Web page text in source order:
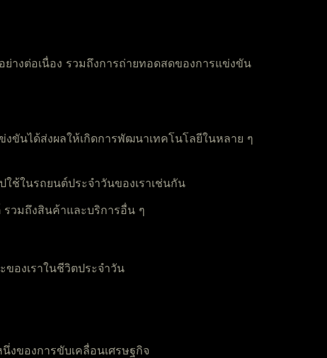
างต่อเนื่อง รวมถึงการถ่ายทอดสดของการแข่งขัน
ขันได้ส่งผลให้เกิดการพัฒนาเทคโนโลยีในหลาย ๆ
ช้ในรถยนต์ประจำวันของเราเช่นกัน
รวมถึงสินค้าและบริการอื่น ๆ
องเราในชีวิตประจำวัน
งของการขับเคลื่อนเศรษฐกิจ